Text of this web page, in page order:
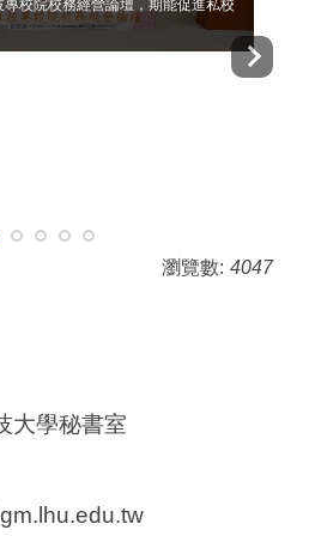
校院校務經營論壇，期能促進私校
瀏覽數: 4047
大學秘書室